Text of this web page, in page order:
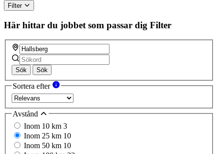
Filter
Här hittar du jobbet som passar dig Filter
Sök Sök
Sortera efter
Avstånd
Inom 10 km 3
Inom 25 km 10
Inom 50 km 10